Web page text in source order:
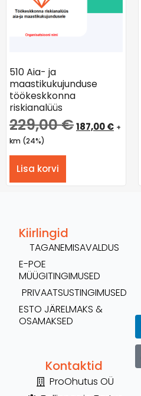
510 Aia- ja
maastikukujunduse
töökeskkonna
riskianalüüs
229,00€187,00€ +
km (24%)
Lisa korvi
Kontaktid
ProOhutus OÜ
Kiirlingid
TAGANEMISAVALDUS
E-POE
MÜÜGITINGIMUSED
PRIVAATSUSTINGIMUSED
ESTO JÄRELMAKS &
OSAMAKSED